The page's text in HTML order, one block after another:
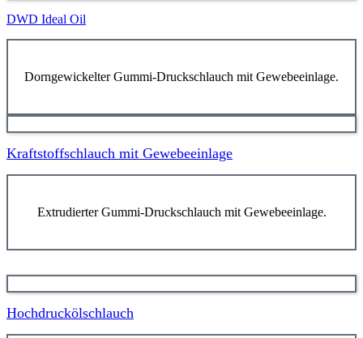
DWD Ideal Oil
Dorngewickelter Gummi-Druckschlauch mit Gewebeeinlage.
Kraftstoffschlauch mit Gewebeeinlage
Extrudierter Gummi-Druckschlauch mit Gewebeeinlage.
Hochdruckölschlauch